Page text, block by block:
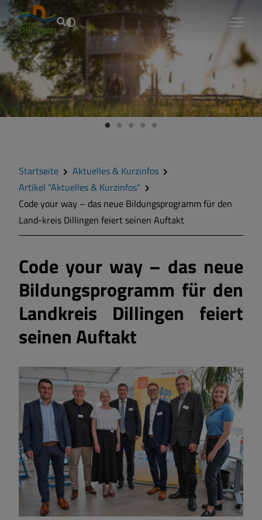
Fouad Vollmer
Startseite
Aktuelles & Kurzinfos
Artikel "Aktuelles & Kurzinfos"
Code your way – das neue Bildungsprogramm für den
Land-kreis Dillingen feiert seinen Auftakt
Code your way – das neue
Bildungsprogramm für den
Landkreis Dillingen feiert
seinen Auftakt
Karl Aumiller